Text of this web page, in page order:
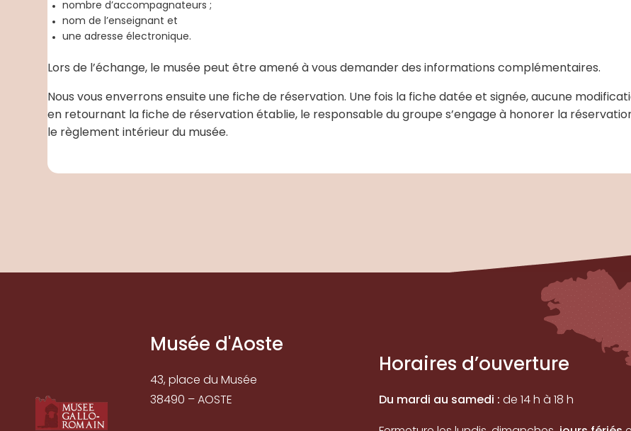
nombre d’accompagnateurs ;
nom de l’enseignant et
une adresse électronique.
Lors de l’échange, le musée peut être amené à vous demander des informations complémentaires.
Nous vous enverrons ensuite une fiche de réservation. Une fois la fiche datée et signée, aucune
en retournant la fiche de réservation établie, le responsable du groupe s’engage à honorer la
le règlement intérieur du musée.
Musée d'Aoste
43, place du Musée
38490 – AOSTE
Horaires d’ouverture
Du mardi au samedi : de 14 h à 18 h